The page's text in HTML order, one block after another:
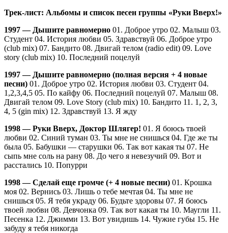
Трек-лист: Альбомы и список песен группы «Руки Вверх!»
1997 — Дышите равномерно 01. Доброе утро 02. Малыш 03.
Студент 04. История любви 05. Здравствуй 06. Доброе утро
(club mix) 07. Бандито 08. Двигай телом (radio edit) 09. Love
story (club mix) 10. Последний поцелуй
1997 — Дышите равномерно (полная версия + 4 новые
песни) 01. Доброе утро 02. История любви 03. Студент 04.
1,2,3,4,5 05. По кайфу 06. Последний поцелуй 07. Малыш 08.
Двигай телом 09. Love Story (club mix) 10. Бандито 11. 1, 2, 3,
4, 5 (gin mix) 12. Здравствуй 13. Я жду
1998 — Руки Вверх, Доктор Шлягер! 01. Я боюсь твоей
любви 02. Синий туман 03. Ты мне не снишься 04. Где же ты
была 05. Бабушки — старушки 06. Так вот какая ты 07. Не
сыпь мне соль на рану 08. До чего я невезучий 09. Вот и
расстались 10. Попурри
1998 — Сделай еще громче (+ 4 новые песни) 01. Крошка
моя 02. Вернись 03. Лишь о тебе мечтая 04. Ты мне не
снишься 05. Я тебя украду 06. Будьте здоровы 07. Я боюсь
твоей любви 08. Девчонка 09. Так вот какая ты 10. Маугли 11.
Песенка 12. Джимми 13. Вот увидишь 14. Чужие губы 15. Не
забуду я тебя никогда